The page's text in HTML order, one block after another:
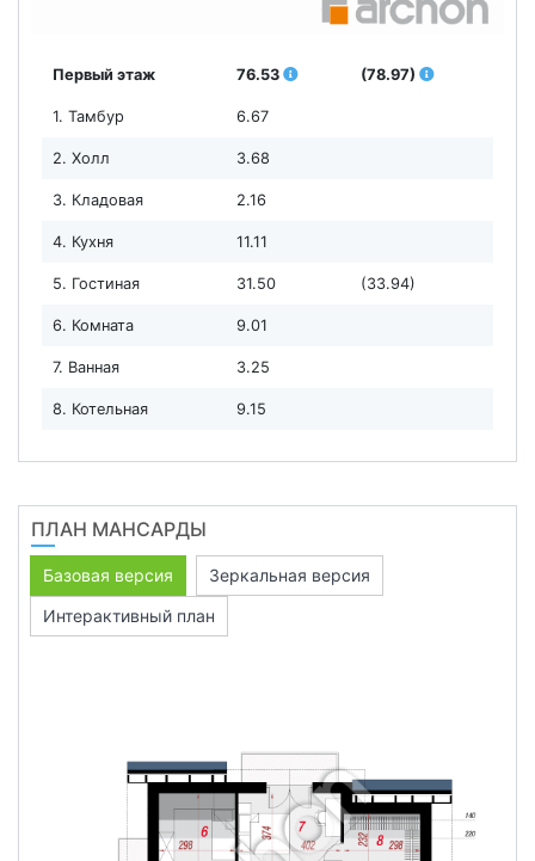
Первый этаж 76.53 (78.97)
1. Тамбур 6.67
2. Холл 3.68
3. Кладовая 2.16
4. Кухня 11.11
5. Гостиная 31.50 (33.94)
6. Комната 9.01
7. Ванная 3.25
8. Котельная 9.15
ПЛАН МАНСАРДЫ
Базовая версия
Зеркальная версия
Интерактивный план